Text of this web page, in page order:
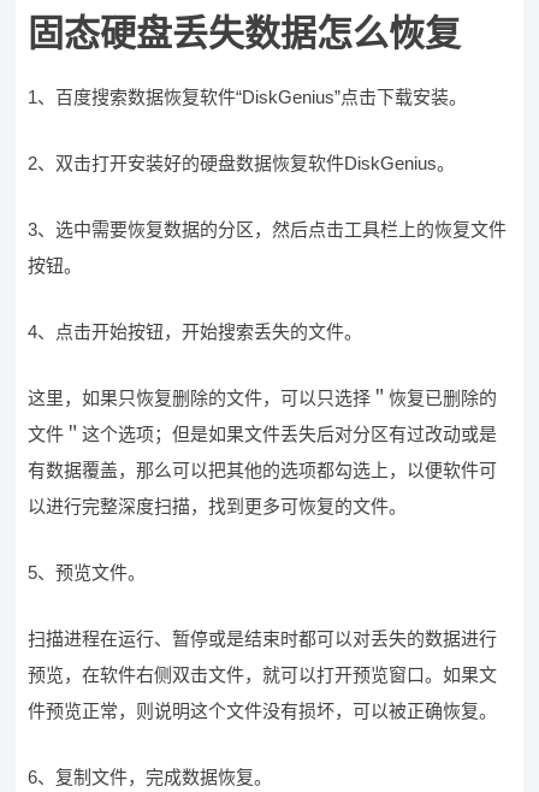
固态硬盘丢失数据怎么恢复
1、百度搜索数据恢复软件“DiskGenius”点击下载安装。
2、双击打开安装好的硬盘数据恢复软件DiskGenius。
3、选中需要恢复数据的分区，然后点击工具栏上的恢复文件
按钮。
4、点击开始按钮，开始搜索丢失的文件。
这里，如果只恢复删除的文件，可以只选择＂恢复已删除的
文件＂这个选项；但是如果文件丢失后对分区有过改动或是
有数据覆盖，那么可以把其他的选项都勾选上，以便软件可
以进行完整深度扫描，找到更多可恢复的文件。
5、预览文件。
扫描进程在运行、暂停或是结束时都可以对丢失的数据进行
预览，在软件右侧双击文件，就可以打开预览窗口。如果文
件预览正常，则说明这个文件没有损坏，可以被正确恢复。
6、复制文件，完成数据恢复。